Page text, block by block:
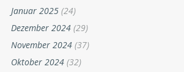
Januar 2025 (24)
Dezember 2024 (29)
November 2024 (37)
Oktober 2024 (32)